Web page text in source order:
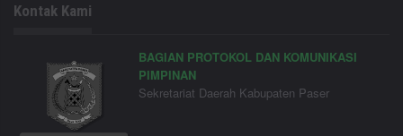
Kontak Kami
BAGIAN PROTOKOL DAN KOMUNIKASI
PIMPINAN
Sekretariat Daerah Kabupaten Paser